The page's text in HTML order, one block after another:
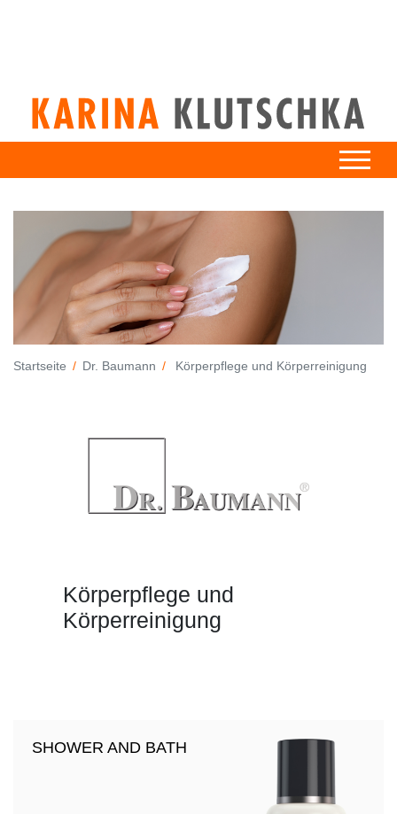
Startseite Dr. Baumann Körperpflege und Körperreinigung
Körperpflege und
Körperreinigung
SHOWER AND BATH